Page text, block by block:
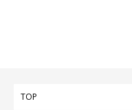
TOP